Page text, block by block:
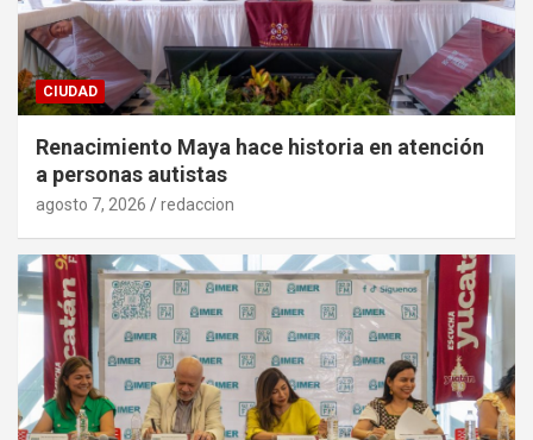
CIUDAD
Renacimiento Maya hace historia en atención
a personas autistas
agosto 7, 2026 redaccion